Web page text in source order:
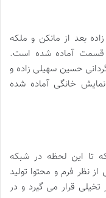
بعد از مانکن و ملکه
گدایان در نمایش خانگی است که در ۲۰ قسمت آماده شده است.
حسین سهیلی زاده و
خانگی آماده شده
تا این لحظه در شبکه
نظر فرم و محتوا تولید
تخیلی قرار می‌ گیرد و در